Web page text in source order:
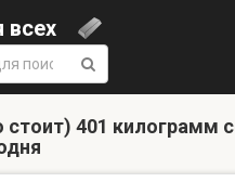
всех
401 килограмм